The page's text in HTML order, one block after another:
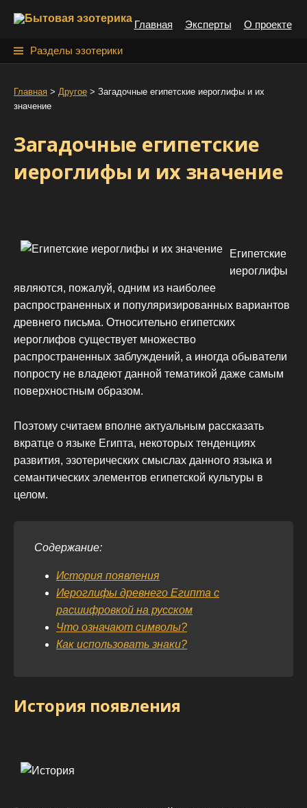
Главная Эксперты О проекте
Разделы эзотерики
Главная > Другое > Загадочные египетские иероглифы и их
значение
Загадочные египетские
иероглифы и их значение
Египетские
иероглифы
являются, пожалуй, одним из наиболее
распространенных и популяризированных вариантов
древнего письма. Относительно египетских
иероглифов существует множество
распространенных заблуждений, а иногда обыватели
попросту не владеют данной тематикой даже самым
поверхностным образом.
Поэтому считаем вполне актуальным рассказать
вкратце о языке Египта, некоторых тенденциях
развития, эзотерических смыслах данного языка и
семантических элементов египетской культуры в
целом.
Содержание:
История появления
Иероглифы древнего Египта с
расшифровкой на русском
Что означают символы?
Как использовать знаки?
История появления